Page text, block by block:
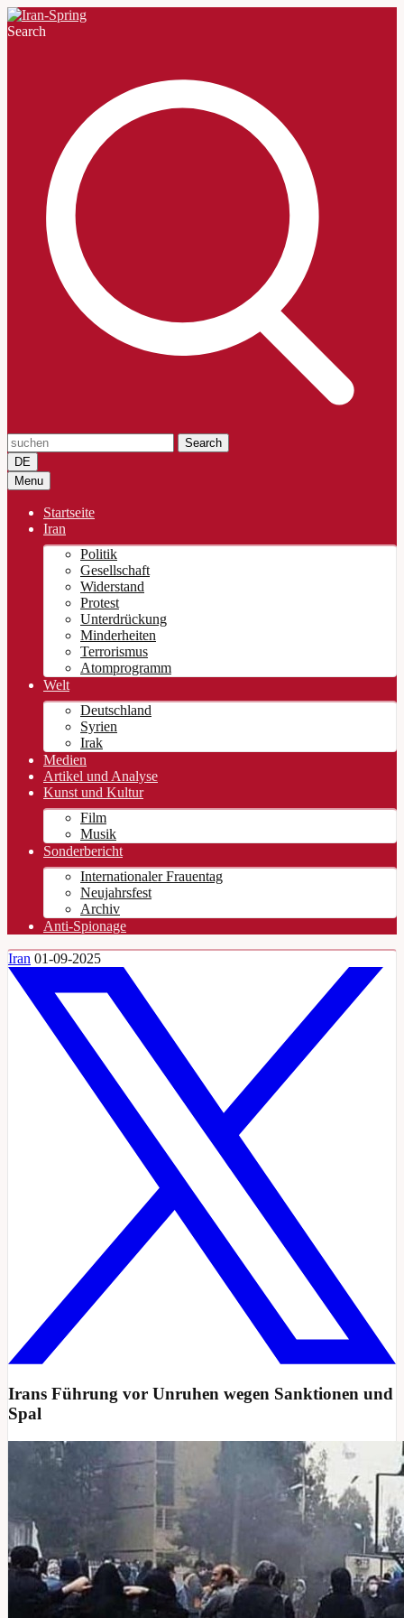
Search
Search
DE
Menu
Startseite
Iran
Politik
Gesellschaft
Widerstand
Protest
Unterdrückung
Minderheiten
Terrorismus
Atomprogramm
Welt
Deutschland
Syrien
Irak
Medien
Artikel und Analyse
Kunst und Kultur
Film
Musik
Sonderbericht
Internationaler Frauentag
Neujahrsfest
Archiv
Anti-Spionage
Iran 01-09-2025
Irans Führung vor Unruhen wegen Sanktionen und
Spal